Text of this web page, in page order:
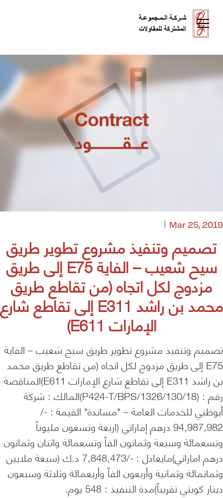
تصميم وتنفيذ مشروع تطوير طريق
سيح شعيب – الفاية E75 إلى طريق
مزدوج لكل اتجاه (من تقاطع طريق
محمد بن راشد E311 إلى تقاطع شارع
الإمارات E611)
Mar 25, 2019
تصميم وتنفيذ مشروع تطوير طريق سيح شعيب – الفاية
E75 إلى طريق مزدوج لكل اتجاه (من تقاطع طريق محمد
بن راشد E311 إلى تقاطع شارع الإمارات E611)المناقصة
رقم : (P424-T/BPS/1326/130/18)المالك : شركة
أبوظبي للخدمات العامة – "مساندة" القيمة : -/
94,987,982 درهم إماراتي (اربعة وتسعون مليوناً
وتسعمائة وسبعة وثمانون الفاً وتسعمائة واثنان وثمانون
درهم اماراتي)مايعادل : -/7,848,473 د.ك (سبعة ملايين
وثمانمائة وثمانية وأربعون الفاً وأربعمائة وثلاثة وسبعون
دينار كويتي تقريباً)مدة التنفيذ : 548 يوم.